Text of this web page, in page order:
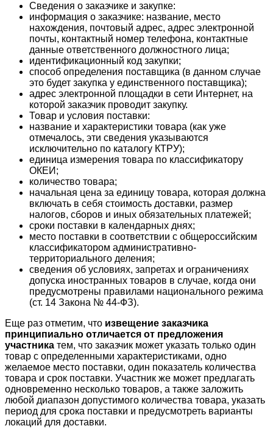
Сведения о заказчике и закупке:
информация о заказчике: название, место
нахождения, почтовый адрес, адрес электронной
почты, контактный номер телефона, контактные
данные ответственного должностного лица;
идентификационный код закупки;
способ определения поставщика (в данном случае
это будет закупка у единственного поставщика);
адрес электронной площадки в сети Интернет, на
которой заказчик проводит закупку.
Товар и условия поставки:
название и характеристики товара (как уже
отмечалось, эти сведения указываются
исключительно по каталогу КТРУ);
единица измерения товара по классификатору
ОКЕИ;
количество товара;
начальная цена за единицу товара, которая должна
включать в себя стоимость доставки, размер
налогов, сборов и иных обязательных платежей;
сроки поставки в календарных днях;
место поставки в соответствии с общероссийским
классификатором административно-
территориального деления;
сведения об условиях, запретах и ограничениях
допуска иностранных товаров в случае, когда они
предусмотрены правилами национального режима
(ст. 14 Закона № 44-ФЗ).
Еще раз отметим, что извещение заказчика
принципиально отличается от предложения
участника тем, что заказчик может указать только один
товар с определенными характеристиками, одно
желаемое место поставки, один показатель количества
товара и срок поставки. Участник же может предлагать
одновременно несколько товаров, а также заложить
любой диапазон допустимого количества товара, указать
период для срока поставки и предусмотреть варианты
локаций для доставки.